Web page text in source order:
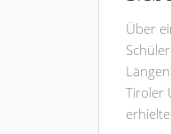
Über
Tiroler